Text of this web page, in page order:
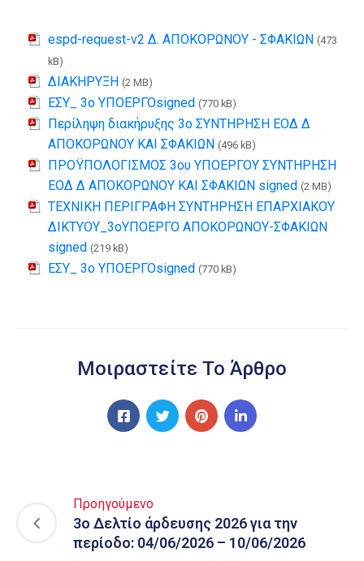
espd-request-v2 Δ. ΑΠΟΚΟΡΩΝΟΥ - ΣΦΑΚΙΩΝ (473
kB)
ΔΙΑΚΗΡΥΞΗ (2 MB)
ΕΣΥ_ 3ο ΥΠΟΕΡΓΟsigned (770 kB)
Περίληψη διακήρυξης 3ο ΣΥΝΤΗΡΗΣΗ ΕΟΔ Δ
ΑΠΟΚΟΡΩΝΟΥ ΚΑΙ ΣΦΑΚΙΩΝ (496 kB)
ΠΡΟΫΠΟΛΟΓΙΣΜΟΣ 3ου ΥΠΟΕΡΓΟΥ ΣΥΝΤΗΡΗΣΗ
ΕΟΔ Δ ΑΠΟΚΟΡΩΝΟΥ ΚΑΙ ΣΦΑΚΙΩΝ signed (2 MB)
ΤΕΧΝΙΚΗ ΠΕΡΙΓΡΑΦΗ ΣΥΝΤΗΡΗΣΗ ΕΠΑΡΧΙΑΚΟΥ
ΔΙΚΤΥΟΥ_3οΥΠΟΕΡΓΟ ΑΠΟΚΟΡΩΝΟΥ-ΣΦΑΚΙΩΝ
signed (219 kB)
ΕΣΥ_ 3ο ΥΠΟΕΡΓΟsigned (770 kB)
Μοιραστείτε Το Άρθρο
Προηγούμενο
3ο Δελτίο άρδευσης 2026 για την
περίοδο: 04/06/2026 – 10/06/2026